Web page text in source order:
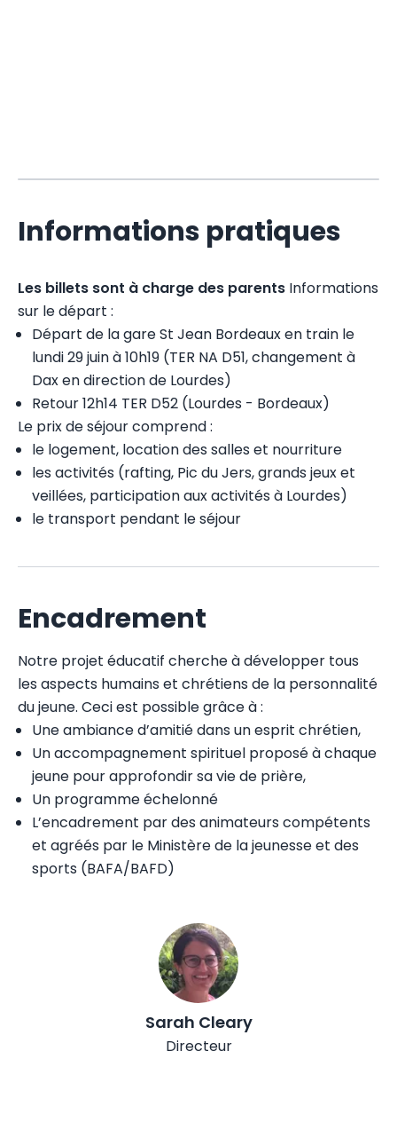
Informations pratiques
Les billets sont à charge des parents Informations
sur le départ :
Départ de la gare St Jean Bordeaux en train le
lundi 29 juin à 10h19 (TER NA D51, changement à
Dax en direction de Lourdes)
Retour 12h14 TER D52 (Lourdes - Bordeaux)
Le prix de séjour comprend :
le logement, location des salles et nourriture
les activités (rafting, Pic du Jers, grands jeux et
veillées, participation aux activités à Lourdes)
le transport pendant le séjour
Encadrement
Notre projet éducatif cherche à développer tous
les aspects humains et chrétiens de la personnalité
du jeune. Ceci est possible grâce à :
Une ambiance d’amitié dans un esprit chrétien,
Un accompagnement spirituel proposé à chaque
jeune pour approfondir sa vie de prière,
Un programme échelonné
L’encadrement par des animateurs compétents
et agréés par le Ministère de la jeunesse et des
sports (BAFA/BAFD)
Sarah Cleary
Directeur